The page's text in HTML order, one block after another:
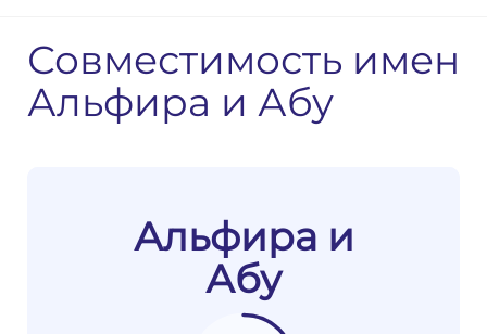
Совместимость имен
Альфира и Абу
Альфира и
Абу